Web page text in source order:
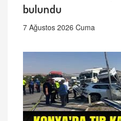
bulundu
7 Ağustos 2026 Cuma